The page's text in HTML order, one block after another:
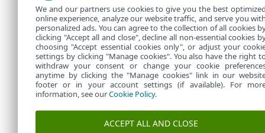
We and our partners use cookies to give you the best
online experience, analyze our website traffic, and serve you
personalized ads. You can agree to the collection of all cookies
clicking "Accept all and close", decline all non-essential cookies
choosing "Accept essential cookies only", or adjust your
settings by clicking "Manage cookies". You also have the right
withdraw your consent or change your cookie
anytime by clicking the "Manage cookies" link in our
footer or in your account settings (if available). For
information, see ourCookie Policy.
ACCEPT ALL AND CLOSE